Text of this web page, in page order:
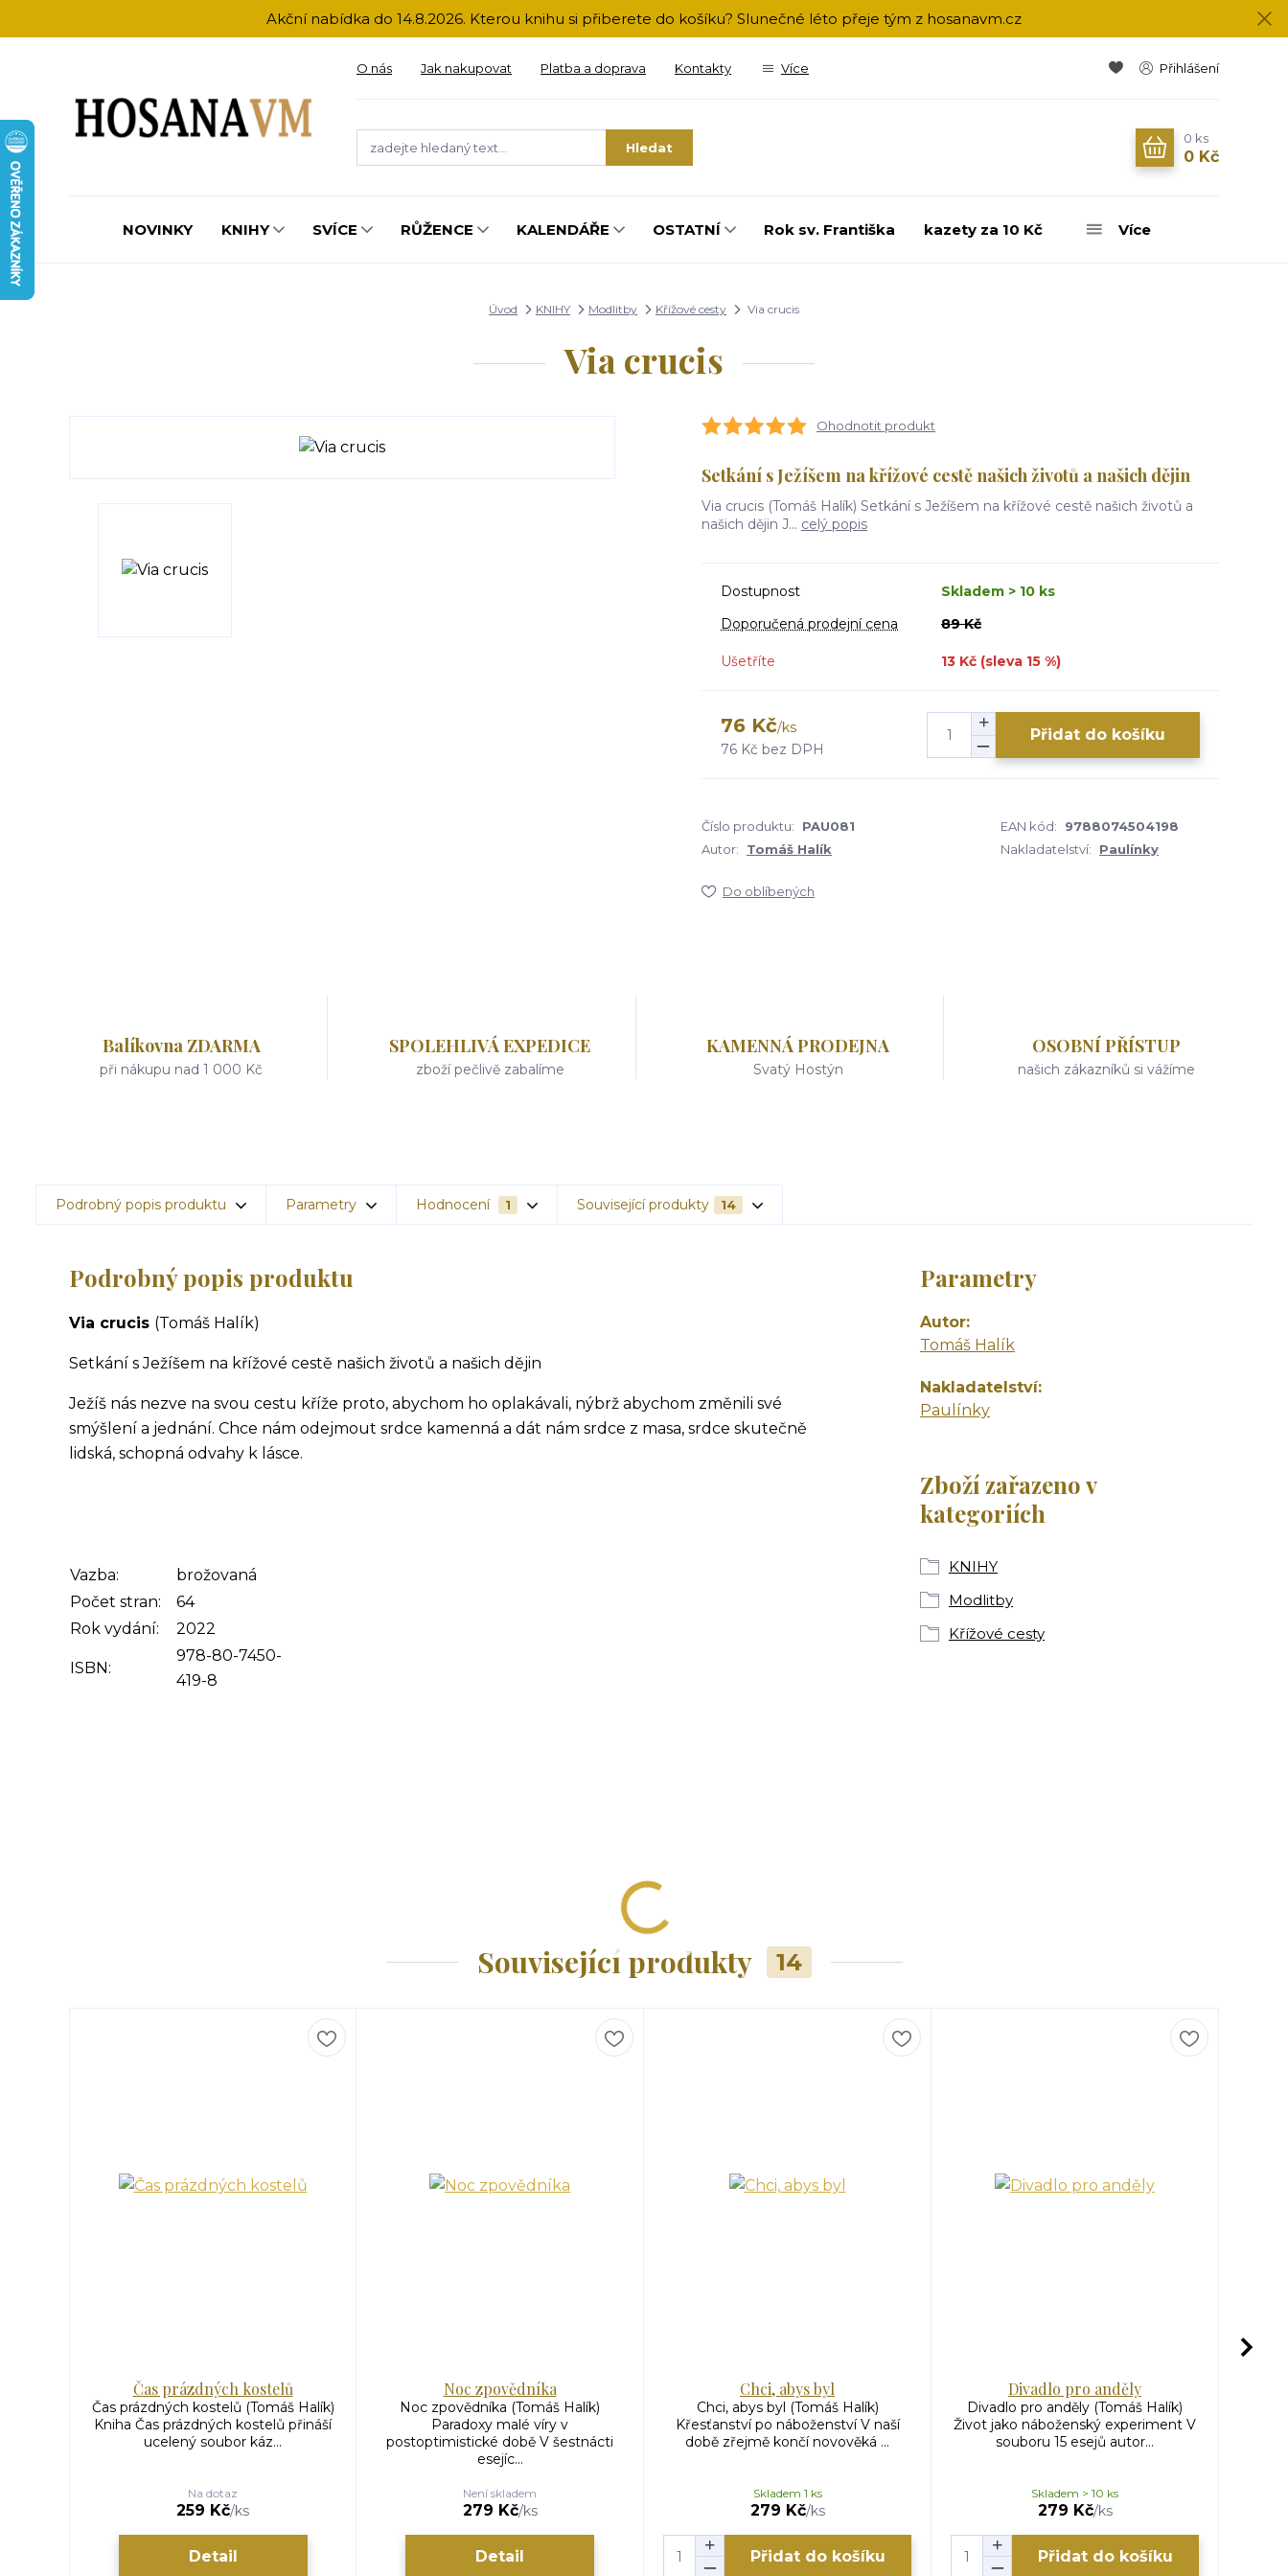
Akční nabídka do 14.8.2026. Kterou knihu si přiberete do košíku? Slunečné léto přeje tým z hosanavm.cz
O nás Jak nakupovat Platba a doprava Kontakty Více Přihlášení
Hledat
0 ks
0 Kč
NOVINKY KNIHY SVÍCE RŮŽENCE KALENDÁŘE OSTATNÍ Rok sv. Františka kazety za 10 Kč Více
Úvod KNIHY Modlitby Křížové cesty Via crucis
Via crucis
Ohodnotit produkt
Setkání s Ježíšem na křížové cestě našich životů a našich dějin
Via crucis (Tomáš Halík) Setkání s Ježíšem na křížové cestě našich životů a
našich dějin J... celý popis
Dostupnost
Skladem > 10 ks
Doporučená prodejní cena
89 Kč
Ušetříte 13 Kč (sleva 15 %)
76 Kč/ks
76 Kč bez DPH
Přidat do košíku
Číslo produktu: PAU081 EAN kód:
9788074504198
Autor:
Tomáš Halík Nakladatelství: Paulínky
Do oblíbených
Balíkovna ZDARMA
při nákupu nad 1 000 Kč
SPOLEHLIVÁ EXPEDICE
zboží pečlivě zabalíme
KAMENNÁ PRODEJNA
Svatý Hostýn
OSOBNÍ PŘÍSTUP
našich zákazníků si vážíme
Podrobný popis produktu Parametry Hodnocení 1 Související produkty 14
Podrobný popis produktu
Via crucis (Tomáš Halík)
Setkání s Ježíšem na křížové cestě našich životů a našich dějin
Ježíš nás nezve na svou cestu kříže proto, abychom ho oplakávali, nýbrž abychom změnili své
smýšlení a jednání. Chce nám odejmout srdce kamenná a dát nám srdce z masa, srdce skutečně
lidská, schopná odvahy k lásce.
Vazba:
brožovaná
Počet stran:
64
Rok vydání:
2022
ISBN:
978-80-7450-
419-8
Parametry
Autor
Tomáš Halík
Nakladatelství
Paulínky
Zboží zařazeno v
kategoriích
KNIHY
Modlitby
Křížové cesty
Související produkty 14
Čas prázdných kostelů
Čas prázdných kostelů (Tomáš Halík)
Kniha Čas prázdných kostelů přináší
ucelený soubor káz...
259 Kč/ks
Na dotaz
Detail
Noc zpovědníka
Noc zpovědníka (Tomáš Halík)
Paradoxy malé víry v
postoptimistické době V šestnácti
esejíc...
279 Kč/ks
Není skladem
Detail
Chci, abys byl
Chci, abys byl (Tomáš Halík)
Křesťanství po náboženství V naší
době zřejmě končí novověká ...
279 Kč/ks
Skladem 1 ks
Přidat do košíku
Divadlo pro anděly
Divadlo pro anděly (Tomáš Halík)
Život jako náboženský experiment V
souboru 15 esejů autor...
279 Kč/ks
Skladem > 10 ks
Přidat do košíku